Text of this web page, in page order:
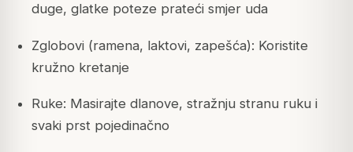
duge, glatke poteze prateći smjer uda
Zglobovi (ramena, laktovi, zapešća): Koristite
kružno kretanje
Ruke: Masirajte dlanove, stražnju stranu ruku i
svaki prst pojedinačno